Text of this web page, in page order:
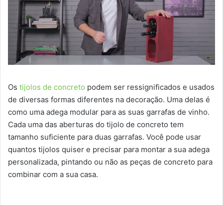
Os tijolos de concreto podem ser ressignificados e usados
de diversas formas diferentes na decoração. Uma delas é
como uma adega modular para as suas garrafas de vinho.
Cada uma das aberturas do tijolo de concreto tem
tamanho suficiente para duas garrafas. Você pode usar
quantos tijolos quiser e precisar para montar a sua adega
personalizada, pintando ou não as peças de concreto para
combinar com a sua casa.